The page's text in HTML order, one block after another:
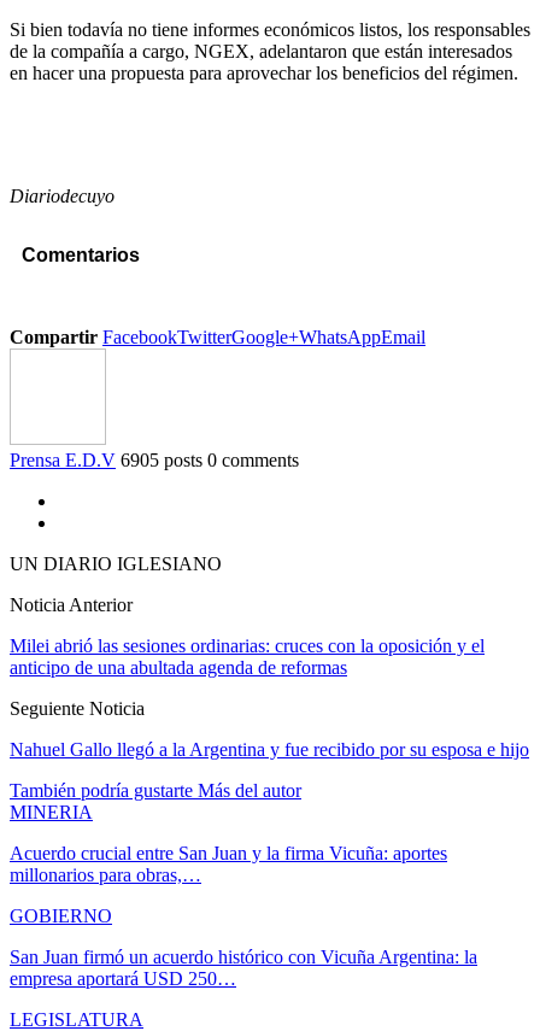
Si bien todavía no tiene informes económicos listos, los responsables
de la compañía a cargo, NGEX, adelantaron que están interesados
en hacer una propuesta para aprovechar los beneficios del régimen.
Diariodecuyo
Comentarios
Compartir FacebookTwitterGoogle+WhatsAppEmail
Prensa E.D.V 6905 posts 0 comments
UN DIARIO IGLESIANO
Noticia Anterior
Milei abrió las sesiones ordinarias: cruces con la oposición y el
anticipo de una abultada agenda de reformas
Seguiente Noticia
Nahuel Gallo llegó a la Argentina y fue recibido por su esposa e hijo
También podría gustarte Más del autor
MINERIA
Acuerdo crucial entre San Juan y la firma Vicuña: aportes
millonarios para obras,…
GOBIERNO
San Juan firmó un acuerdo histórico con Vicuña Argentina: la
empresa aportará USD 250…
LEGISLATURA